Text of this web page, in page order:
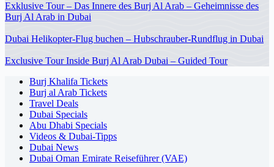
Exklusive Tour – Das Innere des Burj Al Arab – Geheimnisse des
Burj Al Arab in Dubai
Dubai Helikopter-Flug buchen – Hubschrauber-Rundflug in Dubai
Exclusive Tour Inside Burj Al Arab Dubai – Guided Tour
Burj Khalifa Tickets
Burj al Arab Tickets
Travel Deals
Dubai Specials
Abu Dhabi Specials
Videos & Dubai-Tipps
Dubai News
Dubai Oman Emirate Reiseführer (VAE)